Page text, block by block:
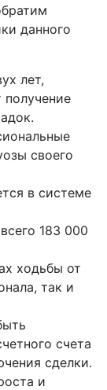
данного
лет,
получение
своего
в системе
183 000
ходьбы от
так и
счета
сделки.
и